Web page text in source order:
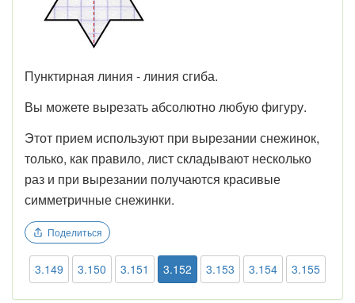
Пунктирная линия - линия сгиба.
Вы можете вырезать абсолютно любую фигуру.
Этот прием используют при вырезании снежинок,
только, как правило, лист складывают несколько
раз и при вырезании получаются красивые
симметричные снежинки.
Поделиться
3.149 3.150 3.151 3.152 3.153 3.154 3.155